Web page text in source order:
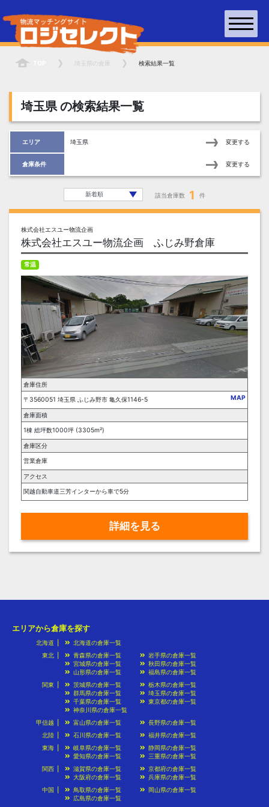
埼玉県 の倉庫 検索結果一覧
埼玉県の検索結果一覧
エリア 埼玉県 変更する
倉庫条件 変更する
該当倉庫数 1 件
株式会社エスユー物流企画
株式会社エスユー物流企画 ふじみ野倉庫
常温
倉庫住所
〒3560051 埼玉県 ふじみ野市 亀久保1146-5
MAP
倉庫面積
1棟 総坪数1000坪 (3305m²)
倉庫区分
営業倉庫
アクセス
関越自動車道三芳インターから車で5分
詳細を見る
エリアから倉庫を探す
北海道
北海道の倉庫一覧
東北
青森県の倉庫一覧
岩手県の倉庫一覧
宮城県の倉庫一覧
秋田県の倉庫一覧
山形県の倉庫一覧
福島県の倉庫一覧
関東
茨城県の倉庫一覧
栃木県の倉庫一覧
群馬県の倉庫一覧
埼玉県の倉庫一覧
千葉県の倉庫一覧
東京都の倉庫一覧
神奈川県の倉庫一覧
甲信越
富山県の倉庫一覧
長野県の倉庫一覧
北陸
石川県の倉庫一覧
福井県の倉庫一覧
東海
岐阜県の倉庫一覧
静岡県の倉庫一覧
愛知県の倉庫一覧
三重県の倉庫一覧
関西
滋賀県の倉庫一覧
京都府の倉庫一覧
大阪府の倉庫一覧
兵庫県の倉庫一覧
中国
鳥取県の倉庫一覧
岡山県の倉庫一覧
広島県の倉庫一覧